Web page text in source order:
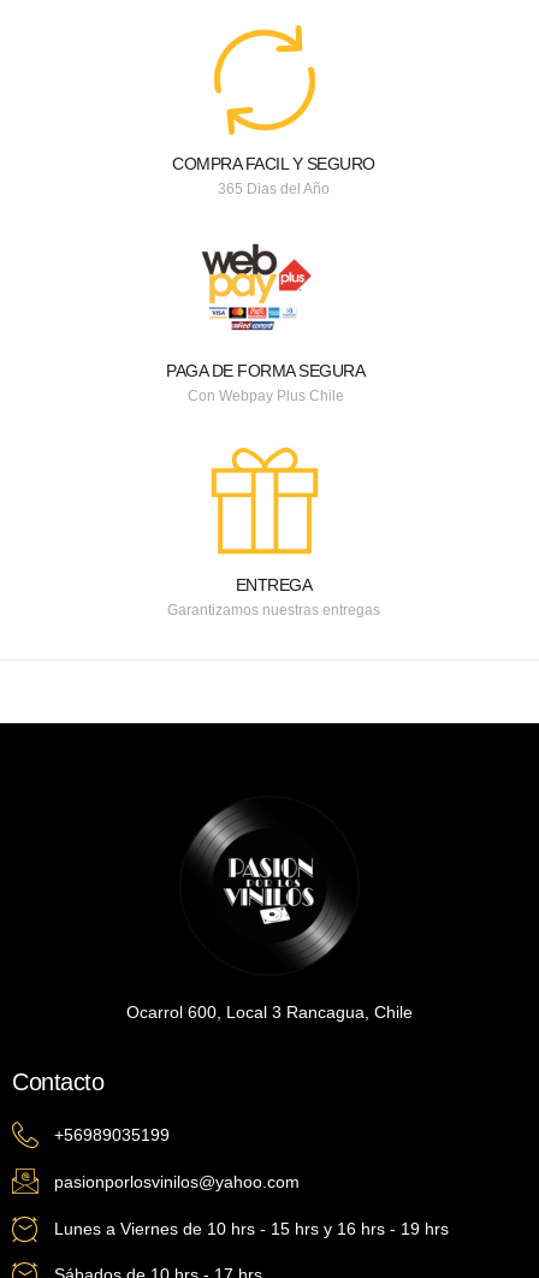
COMPRA FACIL Y SEGURO
365 Dias del Año
PAGA DE FORMA SEGURA
Con Webpay Plus Chile
ENTREGA
Garantizamos nuestras entregas
Ocarrol 600, Local 3 Rancagua, Chile
Contacto
+56989035199
pasionporlosvinilos@yahoo.com
Lunes a Viernes de 10 hrs - 15 hrs y 16 hrs - 19 hrs
Sábados de 10 hrs - 17 hrs